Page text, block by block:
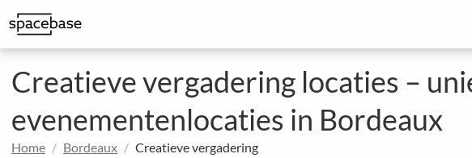
Creatieve vergadering locaties –
evenementenlocaties in Bordeaux
Home Bordeaux Creatieve vergadering